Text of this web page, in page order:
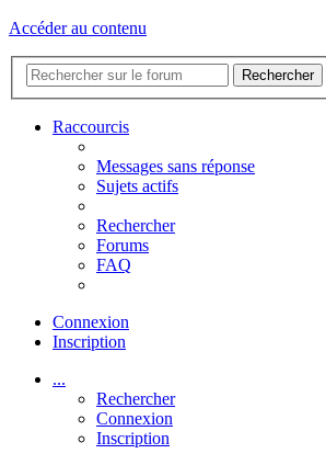
Accéder au contenu
Rechercher
Raccourcis
Messages sans réponse
Sujets actifs
Rechercher
Forums
FAQ
Connexion
Inscription
...
Rechercher
Connexion
Inscription